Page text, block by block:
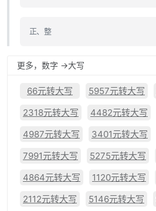
正、整
更多，数字 ->大写
66元转大写 5957元转大写
2318元转大写
4482元转大写
4987元转大写
3401元转大写
7991元转大写
5275元转大写
4864元转大写
1120元转大写
2112元转大写
5146元转大写